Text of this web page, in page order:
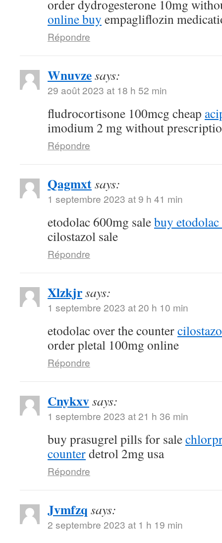
order dydrogesterone 10mg
online buy empagliflozin
Répondre
Wnuvzesays:
29 août 2023 at 18 h 52 min
fludrocortisone 100mcg cheap
imodium 2 mg without
Répondre
Qagmxtsays:
1 septembre 2023 at 9 h 41 min
etodolac 600mg salebuy
cilostazol sale
Répondre
Xlzkjrsays:
1 septembre 2023 at 20 h 10 min
etodolac over the counter
order pletal 100mg online
Répondre
Cnykxvsays:
1 septembre 2023 at 21 h 36 min
buy prasugrel pills for sale
counterdetrol 2mg usa
Répondre
Jvmfzq says:
2 septembre 2023 at 1 h 19 min